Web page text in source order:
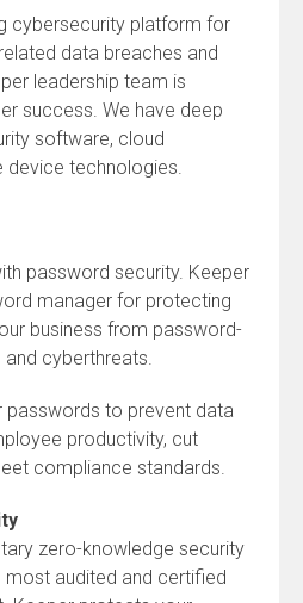
cybersecurity platform for
data breaches and
leadership team is
success. We have deep
software, cloud
device technologies.
password security. Keeper
manager for protecting
business from password-
cyberthreats.
passwords to prevent data
productivity, cut
compliance standards.
zero-knowledge security
most audited and certified